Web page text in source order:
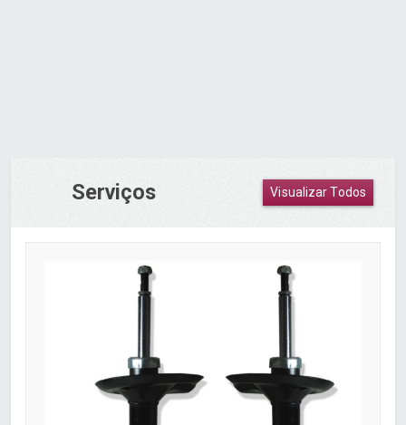
Serviços Visualizar Todos